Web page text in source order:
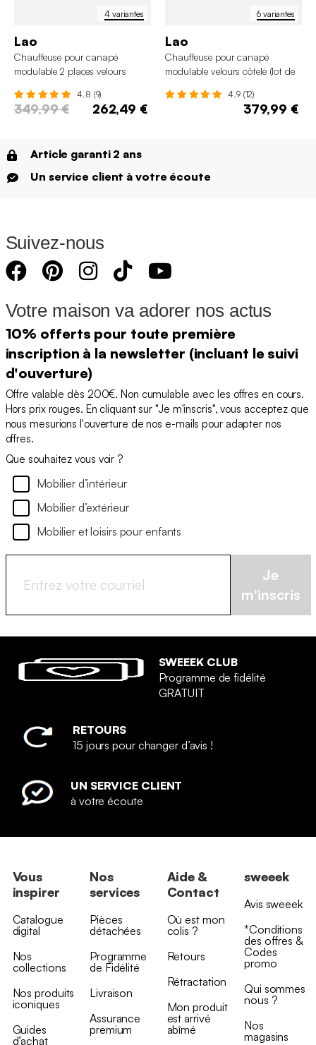
4 variantes
Lao
Chauffeuse pour canapé
modulable 2 places velours
4.8 (9)
349,99 € 262,49 €
6 variantes
Lao
Chauffeuse pour canapé
modulable velours côtelé (lot de
4.9 (12)
379,99 €
Article garanti 2 ans
Un service client à votre écoute
Suivez-nous
Votre maison va adorer nos actus
10% offerts pour toute première
inscription à la newsletter (incluant le suivi
d'ouverture)
Offre valable dès 200€. Non cumulable avec les offres en cours.
Hors prix rouges. En cliquant sur "Je m'inscris", vous acceptez que
nous mesurions l'ouverture de nos e-mails pour adapter nos
offres.
Que souhaitez vous voir ?
Mobilier d’intérieur
Mobilier d’extérieur
Mobilier et loisirs pour enfants
Je
m'inscris
SWEEEK CLUB
Programme de fidélité
GRATUIT
RETOURS
15 jours pour changer d’avis !
UN SERVICE CLIENT
à votre écoute
Vous
inspirer
Catalogue
digital
Nos
collections
Nos produits
iconiques
Guides
d’achat
Nos
services
Pièces
détachées
Programme
de Fidélité
Livraison
Assurance
premium
Aide &
Contact
Où est mon
colis ?
Retours
Rétractation
Mon produit
est arrivé
abîmé
sweeek
Avis sweeek
*Conditions
des offres &
Codes
promo
Qui sommes
nous ?
Nos
magasins